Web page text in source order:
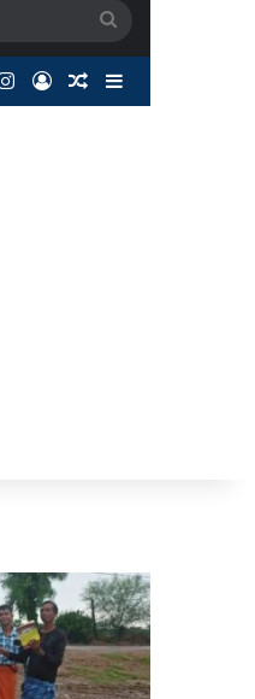
for
Instagram
Log InRandom Article
Sidebar